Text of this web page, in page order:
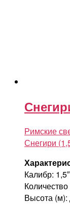
Римские
Снегири
Калибр: 1,5″
Высота (м):